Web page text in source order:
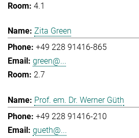
4.1
Zita Green
+49 228 91416-865
green@...
2.7
Prof. em. Dr. Werner Güth
+49 228 91416-210
gueth@...